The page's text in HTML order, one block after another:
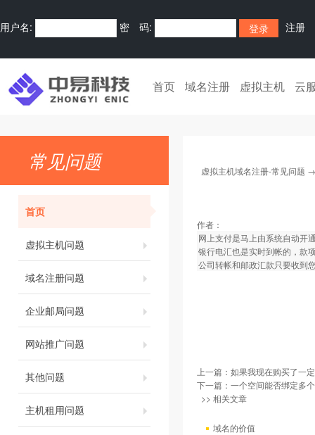
用户名: 密 码: 注册
首页 域名注册 虚拟主机 云
常见问题
首页
虚拟主机问题
域名注册问题
企业邮局问题
网站推广问题
其他问题
主机租用问题
虚拟主机域名注册-常见问题
作者：
网上支付是马上由系统自动开
银行电汇也是实时到帐的，款
公司转帐和邮政汇款只要收到
上一篇： 如果我现在购买了一
下一篇： 一个空间能否绑定多
>> 相关文章
域名的价值